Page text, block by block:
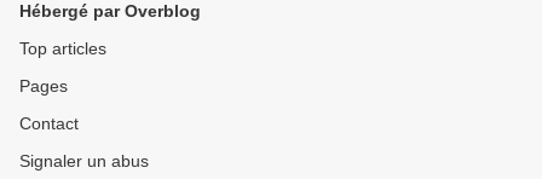
Hébergé par Overblog
Top articles
Pages
Contact
Signaler un abus